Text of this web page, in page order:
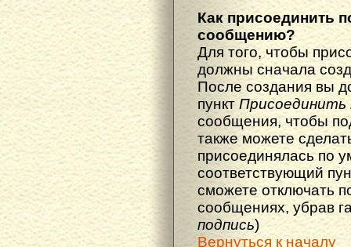
Как присоединить
сообщению?
Для того, чтобы
должны сначала
После создания вы
пункт Присоединить
сообщения, чтобы
также можете
присоединялась по
соответствующий
сможете отключать
сообщениях, убрав
подпись)
Вернуться к началу